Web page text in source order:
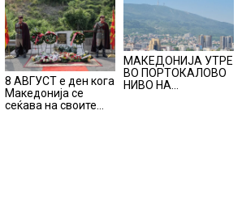
8 АВГУСТ е ден кога
Македонија се
сеќава на своите
МАКЕДОНИЈА УТРЕ
ВО ПОРТОКАЛОВО
НИВО НА